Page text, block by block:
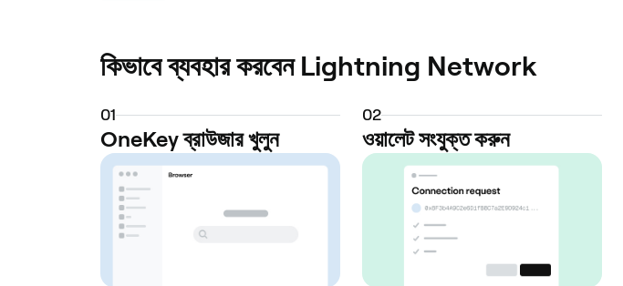
কিভাবে ব্যবহার করবেন Lightning Network
01
OneKey ব্রাউজার খুলুন
02
ওয়ালেট সংযুক্ত করুন